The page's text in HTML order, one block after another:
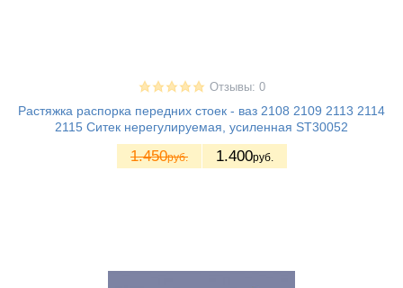
Отзывы: 0
Растяжка распорка передних стоек - ваз 2108 2109 2113 2114
2115 Ситек нерегулируемая, усиленная ST30052
1.450руб. 1.400руб.